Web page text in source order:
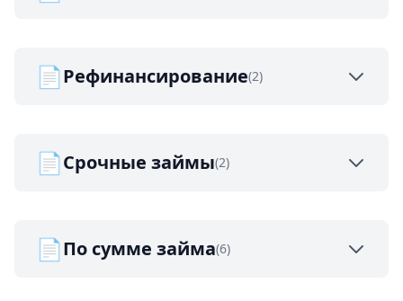
📄Рефинансирование(2)
📄Срочные займы(2)
📄По сумме займа(6)